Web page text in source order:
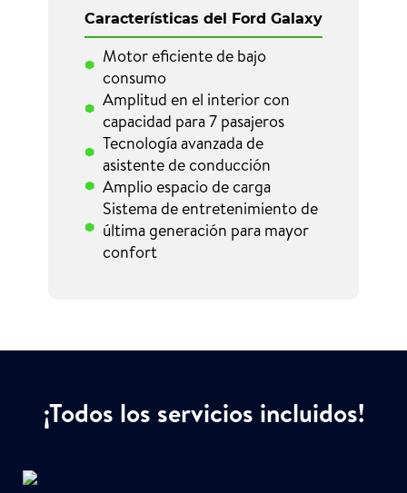
Características del Ford Galaxy
Motor eficiente de bajo
consumo
Amplitud en el interior con
capacidad para 7 pasajeros
Tecnología avanzada de
asistente de conducción
Amplio espacio de carga
Sistema de entretenimiento de
última generación para mayor
confort
¡Todos los servicios incluidos!